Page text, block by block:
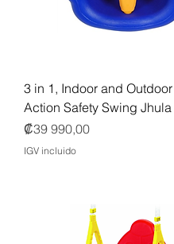
3 in 1, Indoor and
Action Safety Swing
Precio
₡39 990,00
IGV incluido